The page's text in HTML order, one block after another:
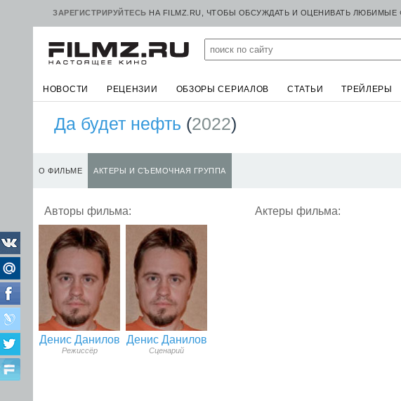
ЗАРЕГИСТРИРУЙТЕСЬ НА FILMZ.RU, ЧТОБЫ ОБСУЖДАТЬ И ОЦЕНИВАТЬ
НОВОСТИ РЕЦЕНЗИИ ОБЗОРЫ СЕРИАЛОВ СТАТЬИ ТРЕЙЛЕРЫ
Да будет нефть (2022)
О ФИЛЬМЕ АКТЕРЫ И СЪЕМОЧНАЯ ГРУППА
Авторы фильма:
Денис Данилов
Режиссёр
Денис Данилов
Сценарий
Актеры фильма: